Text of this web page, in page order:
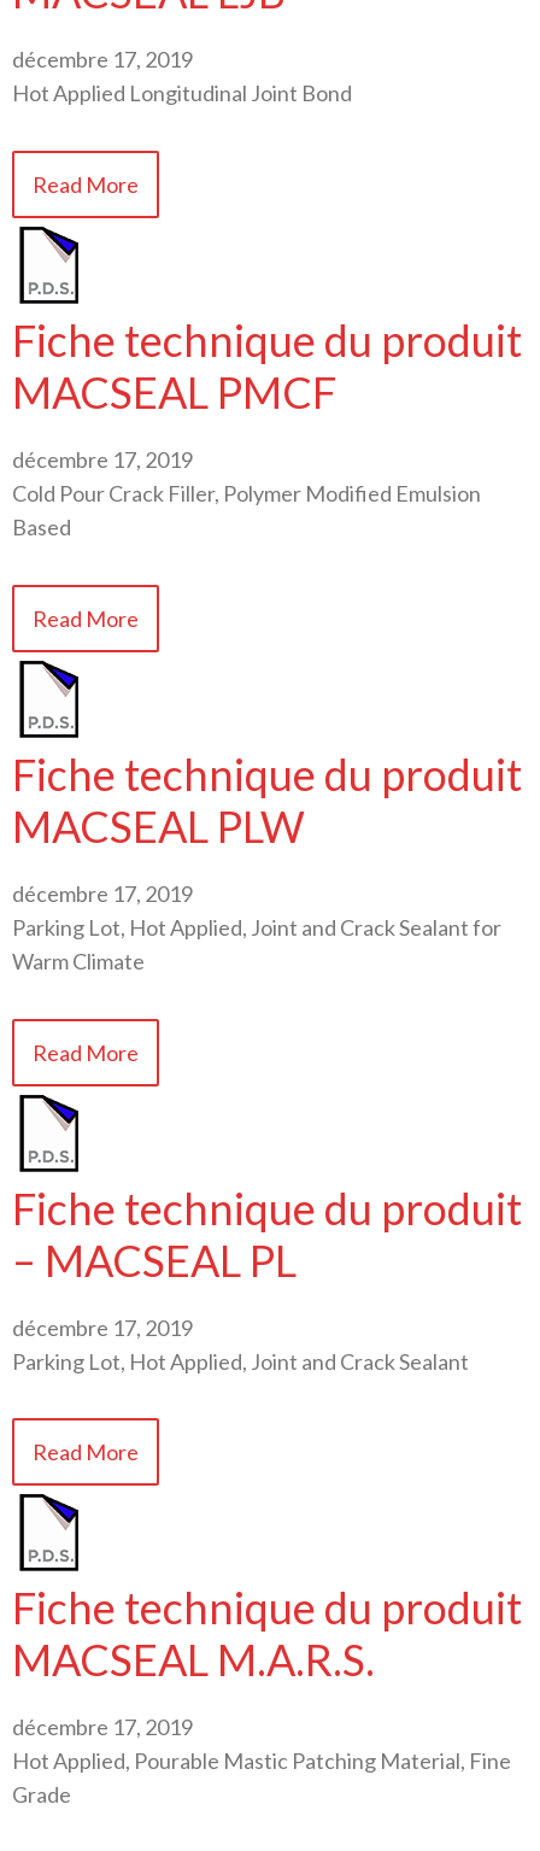
décembre 17, 2019
Hot Applied Longitudinal Joint Bond
Read More
Fiche technique du produit
MACSEAL PMCF
décembre 17, 2019
Cold Pour Crack Filler, Polymer Modified Emulsion
Based
Read More
Fiche technique du produit
MACSEAL PLW
décembre 17, 2019
Parking Lot, Hot Applied, Joint and Crack Sealant for
Warm Climate
Read More
Fiche technique du produit
– MACSEAL PL
décembre 17, 2019
Parking Lot, Hot Applied, Joint and Crack Sealant
Read More
Fiche technique du produit
MACSEAL M.A.R.S.
décembre 17, 2019
Hot Applied, Pourable Mastic Patching Material, Fine
Grade